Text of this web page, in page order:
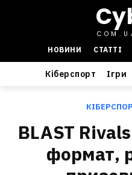
НОВИНИ
СТАТТІ
Кіберспорт Ігри
BLAST
формат,